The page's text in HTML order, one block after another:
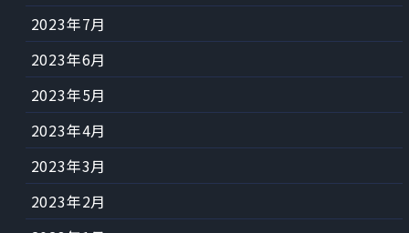
2023年7月
2023年6月
2023年5月
2023年4月
2023年3月
2023年2月